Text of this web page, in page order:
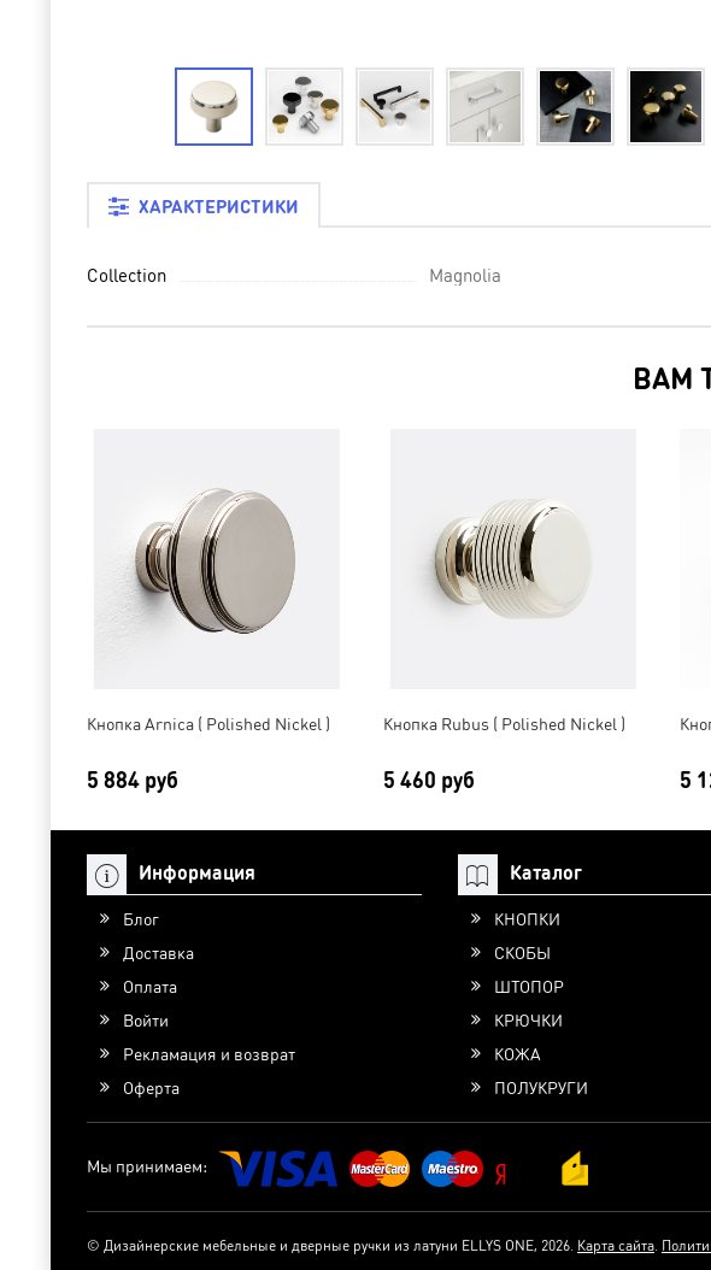
ХАРАКТЕРИСТИКИ
Collection Magnolia
ВАМ
Кнопка Arnica ( Polished Nickel )
5 884 руб
Кнопка Rubus ( Polished Nickel )
5 460 руб 5
Информация
Блог
Доставка
Оплата
Войти
Рекламация и возврат
Оферта
Каталог
КНОПКИ
СКОБЫ
ШТОПОР
КРЮЧКИ
КОЖА
ПОЛУКРУГИ
Мы принимаем:
© Дизайнерские мебельные и дверные ручки из латуни ELLYS ONE, 2026. Карта сайта